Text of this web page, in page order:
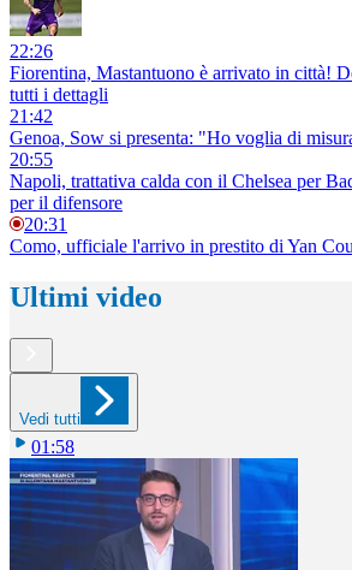
22:26
Fiorentina, Mastantuono è arrivato in città!
tutti i dettagli
21:42
Genoa, Sow si presenta: "Ho voglia di
20:55
Napoli, trattativa calda con il Chelsea per
per il difensore
20:31
Como, ufficiale l'arrivo in prestito di Yan
Ultimi video
Vedi tutti
01:58